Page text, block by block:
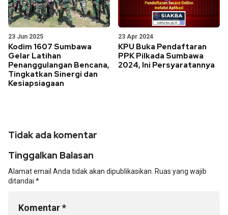
23 Jun 2025
Kodim 1607 Sumbawa
Gelar Latihan
Penanggulangan Bencana,
Tingkatkan Sinergi dan
Kesiapsiagaan
23 Apr 2024
KPU Buka Pendaftaran
PPK Pilkada Sumbawa
2024, Ini Persyaratannya
Tidak ada komentar
Tinggalkan Balasan
Alamat email Anda tidak akan dipublikasikan. Ruas yang wajib
ditandai *
Komentar*